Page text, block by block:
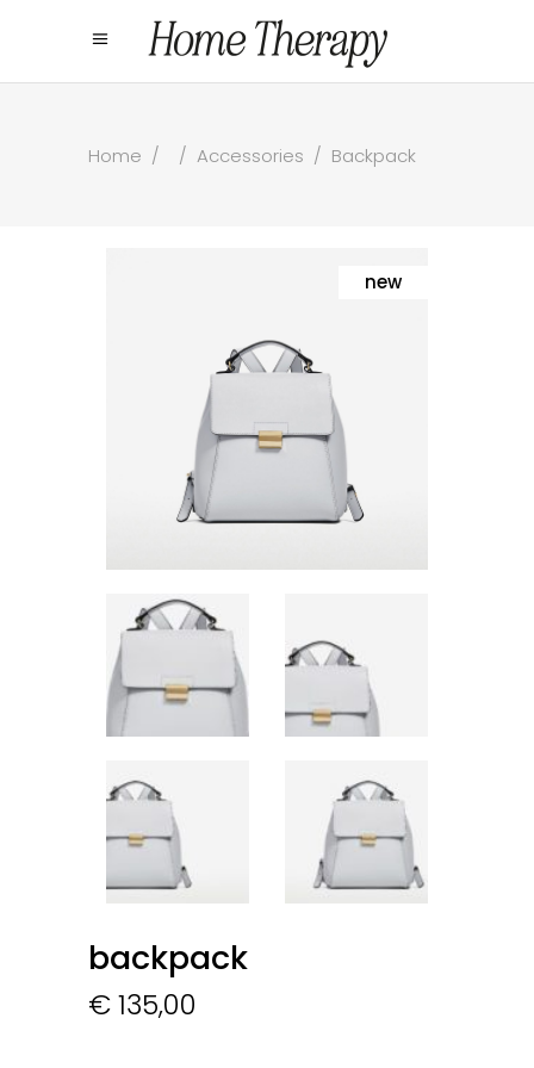
Home / / Accessories / Backpack
new
backpack
€135,00